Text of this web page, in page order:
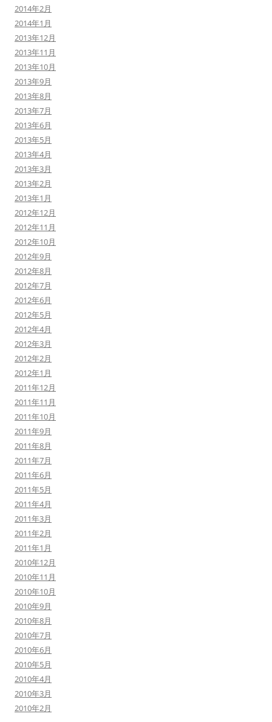
2014年2月
2014年1月
2013年12月
2013年11月
2013年10月
2013年9月
2013年8月
2013年7月
2013年6月
2013年5月
2013年4月
2013年3月
2013年2月
2013年1月
2012年12月
2012年11月
2012年10月
2012年9月
2012年8月
2012年7月
2012年6月
2012年5月
2012年4月
2012年3月
2012年2月
2012年1月
2011年12月
2011年11月
2011年10月
2011年9月
2011年8月
2011年7月
2011年6月
2011年5月
2011年4月
2011年3月
2011年2月
2011年1月
2010年12月
2010年11月
2010年10月
2010年9月
2010年8月
2010年7月
2010年6月
2010年5月
2010年4月
2010年3月
2010年2月